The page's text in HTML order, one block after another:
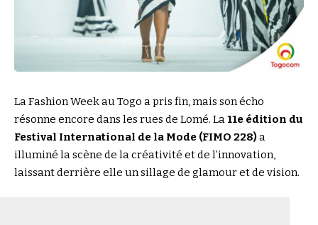
La Fashion Week au Togo a pris fin, mais son écho
résonne encore dans les rues de Lomé. La 11e édition du
Festival International de la Mode (FIMO 228)a
illuminé la scène de la créativité et de l’innovation,
laissant derrière elle un sillage de glamour et de vision.